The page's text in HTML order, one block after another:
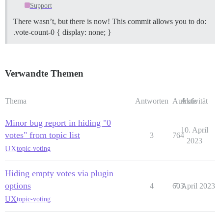
Support
There wasn’t, but there is now! This commit allows you to do:
.vote-count-0 { display: none; }
Verwandte Themen
Thema Antworten Aufrufe
Aktivität
Minor bug report in hiding "0
votes" from topic list
UXtopic-voting
3 764
10. April
2023
Hiding empty votes via plugin
options
UXtopic-voting
4 603
7. April 2023